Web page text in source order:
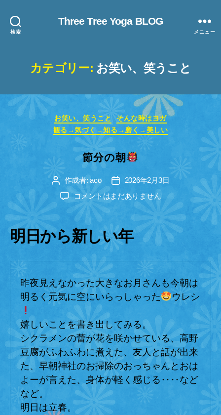
検索
Three Tree Yoga BLOG
メニュー
カテゴリー: お笑い、笑うこと
カ
テ
ゴ
リ
お笑い、笑うこと
そんな時はヨガ
観る→気づく→知る→磨く→美しい
節分の朝
投
稿
者
作成者:aco
投
稿
日
2026年2月3日
節
分
の
朝
の
コメントはまだありません
明日から新しい年
昨夜見えなかった大きなお月さんも今朝は
明るく元気に空にいらっしゃった
ウレシ
嬉しいことを書き出してみる。
シクラメンの蕾が花を咲かせている、高野
豆腐がふわふわに煮えた、友人と話が出来
た、早朝神社のお掃除のおっちゃんとおは
よーが言えた、身体が軽く感じる‥‥など
など。
明日は立春。